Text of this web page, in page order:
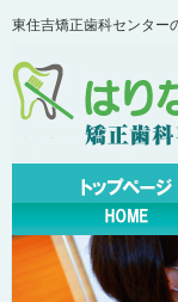
東住吉矯正歯科センター